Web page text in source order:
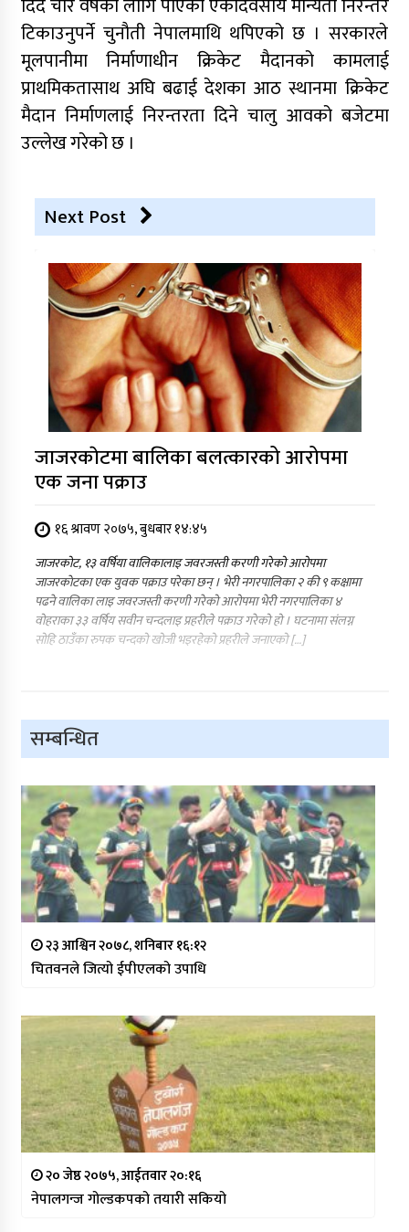
दिँदै चार वर्षका लागि पाएको एकदिवसीय मान्यता निरन्तर
टिकाउनुपर्ने चुनौती नेपालमाथि थपिएको छ । सरकारले
मूलपानीमा निर्माणाधीन क्रिकेट मैदानको कामलाई
प्राथमिकतासाथ अघि बढाई देशका आठ स्थानमा क्रिकेट
मैदान निर्माणलाई निरन्तरता दिने चालु आवको बजेटमा
उल्लेख गरेको छ ।
Next Post
जाजरकाेटमा बालिका बलत्कारको आरोपमा
एक जना पक्राउ
१६ श्रावण २०७५, बुधबार १४:४५
जाजरकोट, १३ वर्षिया वालिकालाइ जवरजस्ती करणी गरेको आरोपमा
जाजरकाेटका एक युवक पक्राउ परेका छन् । भेरी नगरपालिका २ की ९ कक्षामा
पढने वालिका लाइ जवरजस्ती करणी गरेको आरोपमा भेरी नगरपालिका ४
वोहराका ३३ वर्षिय सवीन चन्दलाइ प्रहरीले पक्राउ गरेको हो । घटनामा संलग्न
सोहि ठाउँका रुपक चन्दको खोजी भइरहेको प्रहरीले जनाएको […]
सम्बन्धित
२३ आश्विन २०७८, शनिबार १६:१२
चितवनले जित्यो ईपीएलको उपाधि
२० जेष्ठ २०७५, आईतवार २०:१६
नेपालगन्ज गोल्डकपको तयारी सकियो